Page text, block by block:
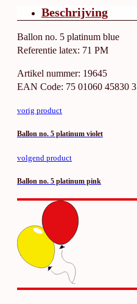
Beschrijving
Ballon no. 5 platinum blue
Referentie latex: 71 PM
Artikel nummer: 19645
EAN Code: 75 01060 45830 3
vorig product
Ballon no. 5 platinum violet
volgend product
Ballon no. 5 platinum pink